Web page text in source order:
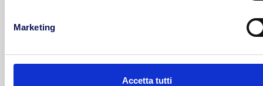
Marketing
Accetta tutti